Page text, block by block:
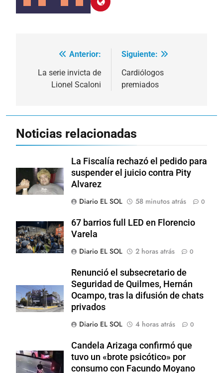
Navegación
de
Anterior:
La serie invicta de
Lionel Scaloni
Siguiente:
Cardiólogos
premiados
Noticias relacionadas
La Fiscalía rechazó el pedido para
suspender el juicio contra Pity
Alvarez
Diario EL SOL
58 minutos atrás 0
67 barrios full LED en Florencio
Varela
Diario EL SOL
2 horas atrás 0
Renunció el subsecretario de
Seguridad de Quilmes, Hernán
Ocampo, tras la difusión de chats
privados
Diario EL SOL
4 horas atrás 0
Candela Arizaga confirmó que
tuvo un «brote psicótico» por
consumo con Facundo Moyano